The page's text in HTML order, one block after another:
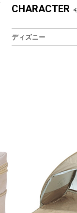
フィットネス
アクセサリー
CHARACTER
ディズニー